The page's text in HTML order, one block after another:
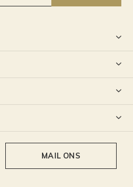
MAIL ONS